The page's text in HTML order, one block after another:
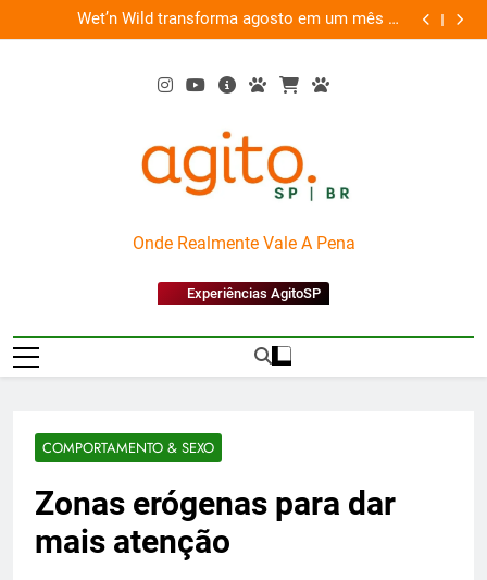
to
agosto em um mês de
diversão e conexão
“Led Zeppelin in Concert” retorna aos
AgitoSP
Onde Realmente Vale A Pena
Experiências AgitoSP
COMPORTAMENTO & SEXO
Zonas erógenas para dar
mais atenção